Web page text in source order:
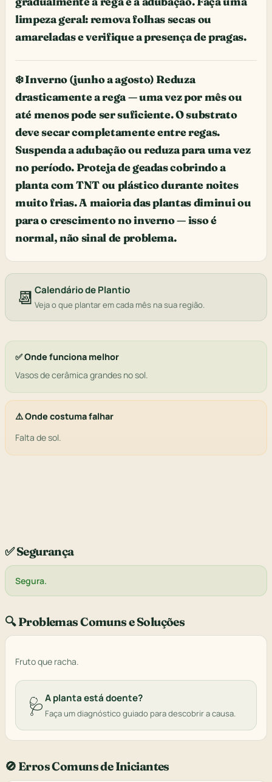
limpeza geral: remova folhas secas ou
amareladas e verifique a presença de pragas.
❄️ Inverno (junho a agosto) Reduza
drasticamente a rega — uma vez por mês ou
até menos pode ser suficiente. O substrato
deve secar completamente entre regas.
Suspenda a adubação ou reduza para uma vez
no período. Proteja de geadas cobrindo a
planta com TNT ou plástico durante noites
muito frias. A maioria das plantas diminui ou
para o crescimento no inverno — isso é
normal, não sinal de problema.
📆Calendário de Plantio
Veja o que plantar em cada mês na sua região.
✅ Onde funciona melhor
Vasos de cerâmica grandes no sol.
⚠️ Onde costuma falhar
Falta de sol.
✅ Segurança
Segura.
🔍 Problemas Comuns e Soluções
Fruto que racha.
🩺A planta está doente?
Faça um diagnóstico guiado para descobrir a causa.
🚫 Erros Comuns de Iniciantes